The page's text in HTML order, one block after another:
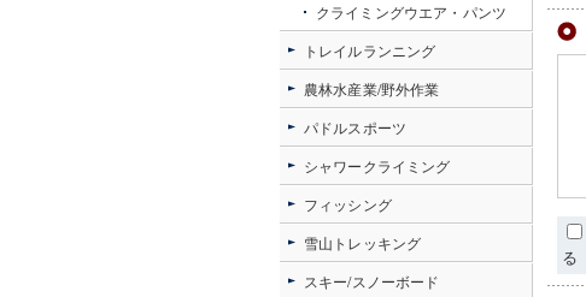
る
クライミングウエア・パンツ
トレイルランニング
農林水産業/野外作業
パドルスポーツ
シャワークライミング
フィッシング
雪山トレッキング
スキー/スノーボード